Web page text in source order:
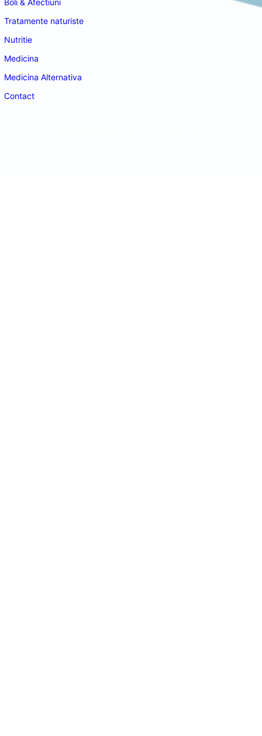
Tratamente naturiste
Nutritie
Medicina
Medicina Alternativa
Contact